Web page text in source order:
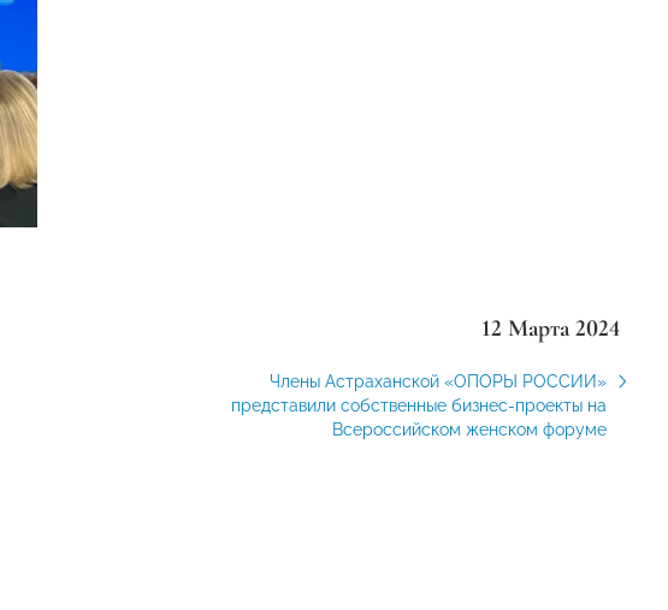
12 Марта 2024
Члены Астраханской «ОПОРЫ РОССИИ»
представили собственные бизнес-проекты на
Всероссийском женском форуме